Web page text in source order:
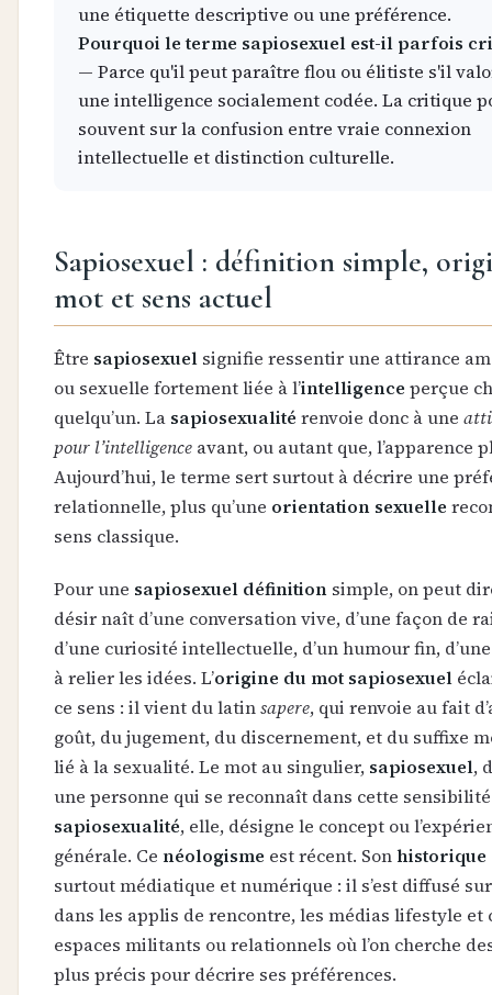
une étiquette descriptive ou une préférence.
Pourquoi le terme sapiosexuel est-il parfois
— Parce qu'il peut paraître flou ou élitiste s'il
une intelligence socialement codée. La critique
souvent sur la confusion entre vraie connexion
intellectuelle et distinction culturelle.
Sapiosexuel : définition simple,
mot et sens actuel
Être sapiosexuel signifie ressentir une attirance
ou sexuelle fortement liée à l’intelligence perçue
quelqu’un. La sapiosexualité renvoie donc à une
pour l’intelligence avant, ou autant que, l’apparence
Aujourd’hui, le terme sert surtout à décrire une
relationnelle, plus qu’une orientation sexuelle
sens classique.
Pour une sapiosexuel définition simple, on peut
désir naît d’une conversation vive, d’une façon de
d’une curiosité intellectuelle, d’un humour fin,
à relier les idées. L’origine du mot sapiosexuel
ce sens : il vient du latinsapere, qui renvoie au fait
goût, du jugement, du discernement, et du suffixe
lié à la sexualité. Le mot au singulier, sapiosexuel,
une personne qui se reconnaît dans cette
sapiosexualité, elle, désigne le concept ou
générale. Ce néologisme est récent. Sonhistorique
surtout médiatique et numérique : il s’est diffusé
dans les applis de rencontre, les médias lifestyle et
espaces militants ou relationnels où l’on cherche
plus précis pour décrire ses préférences.